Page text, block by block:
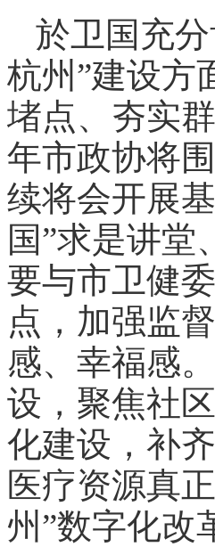
於卫国充
杭州”建设方
堵点、夯实
年市政协将
续将会开展
国”求是讲
要与市卫健
点，加强监
感、幸福感
设，聚焦社
化建设，补
医疗资源真
州”数字化改